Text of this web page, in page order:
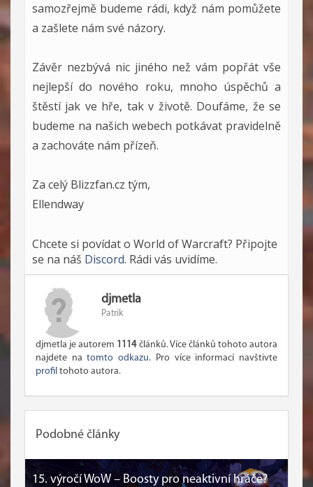
samozřejmě budeme rádi, když nám pomůžete
a zašlete nám své názory.
Závěr nezbývá nic jiného než vám popřát vše
nejlepší do nového roku, mnoho úspěchů a
štěstí jak ve hře, tak v životě. Doufáme, že se
budeme na našich webech potkávat pravidelně
a zachováte nám přízeň.
Za celý Blizzfan.cz tým,
Ellendway
Chcete si povídat o World of Warcraft? Připojte
se na náš Discord. Rádi vás uvidíme.
djmetla
Patrik
djmetla je autorem 1114článků. Více článků tohoto autora
najdete natomto odkazu. Pro více informací navštivte
profil tohoto autora.
Podobné články
15. výročí WoW – Boosty pro neaktivní hráče?